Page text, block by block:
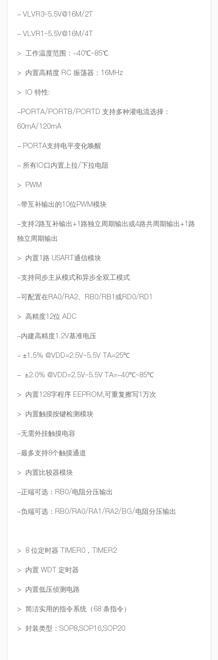
- VLVR3~5.5V@16M/2T
- VLVR1~5.5V@16M/4T
> 工作温度范围：-40℃~85℃
> 内置高精度 RC 振荡器：16MHz
> IO 特性:
-PORTA/PORTB/PORTD 支持多种灌电流选择：
60mA/120mA
- PORTA支持电平变化唤醒
- 所有IO口内置上拉/下拉电阻
> PWM
-带互补输出的10位PWM模块
-支持2路互补输出+1路独立周期输出或4路共周期输出+1路
独立周期输出
> 内置1路 USART通信模块
-支持同步主从模式和异步全双工模式
-可配置在RA0/RA2、RB0/RB1或RD0/RD1
> 高精度12位 ADC
-内建高精度1.2V基准电压
- ±1.5% @VDD=2.5V~5.5V TA=25℃
- ±2.0% @VDD=2.5V~5.5V TA=-40℃~85℃
> 内置128字程序 EEPROM,可重复擦写1万次
> 内置触摸按键检测模块
-无需外挂触摸电容
-最多支持8个触摸通道
> 内置比较器模块
-正端可选：RB0/电阻分压输出
-负端可选：RB0/RA0/RA1/RA2/BG/电阻分压输出
> 8 位定时器 TIMER0，TIMER2
> 内置 WDT 定时器
> 内置低压侦测电路
> 简洁实用的指令系统（68 条指令）
> 封装类型：SOP8,SOP16,SOP20